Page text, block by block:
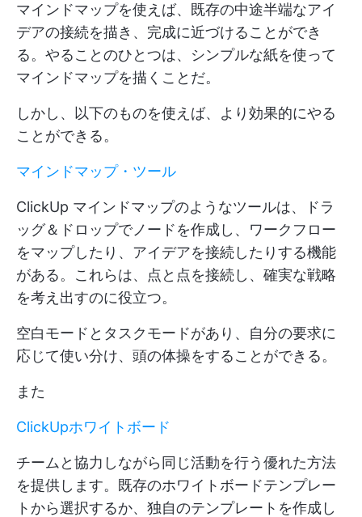
マインドマップを使えば、既存の中途半端なアイ
デアの接続を描き、完成に近づけることができ
る。やることのひとつは、シンプルな紙を使って
マインドマップを描くことだ。
しかし、以下のものを使えば、より効果的にやる
ことができる。
マインドマップ・ツール
ClickUp マインドマップのようなツールは、ドラ
ッグ＆ドロップでノードを作成し、ワークフロー
をマップしたり、アイデアを接続したりする機能
がある。これらは、点と点を接続し、確実な戦略
を考え出すのに役立つ。
空白モードとタスクモードがあり、自分の要求に
応じて使い分け、頭の体操をすることができる。
また
ClickUpホワイトボード
チームと協力しながら同じ活動を行う優れた方法
を提供します。既存のホワイトボードテンプレー
トから選択するか、独自のテンプレートを作成し